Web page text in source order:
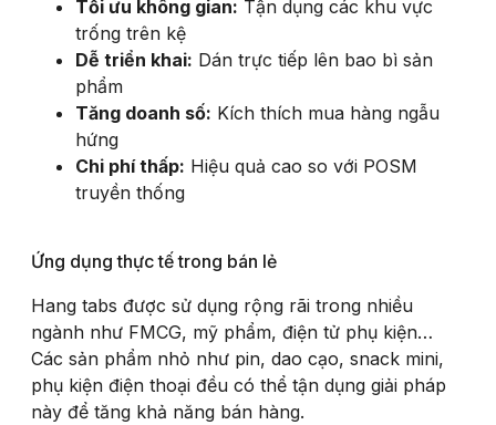
Tối ưu không gian: Tận dụng các khu vực
trống trên kệ
Dễ triển khai: Dán trực tiếp lên bao bì sản
phẩm
Tăng doanh số: Kích thích mua hàng ngẫu
hứng
Chi phí thấp: Hiệu quả cao so với POSM
truyền thống
Ứng dụng thực tế trong bán lẻ
Hang tabs được sử dụng rộng rãi trong nhiều
ngành như FMCG, mỹ phẩm, điện tử phụ kiện…
Các sản phẩm nhỏ như pin, dao cạo, snack mini,
phụ kiện điện thoại đều có thể tận dụng giải pháp
này để tăng khả năng bán hàng.